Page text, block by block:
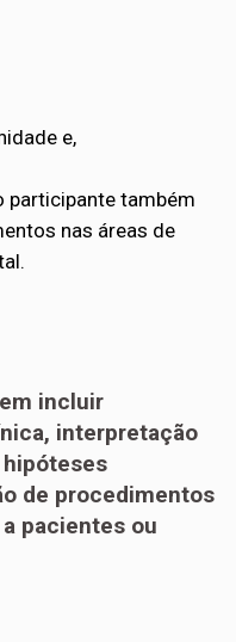
e,
participante também
nas áreas de
incluir
interpretação
de procedimentos
pacientes ou